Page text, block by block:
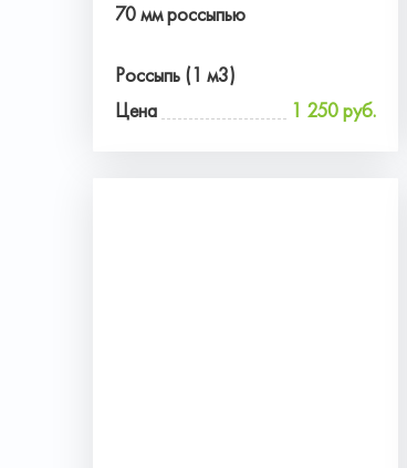
70 мм россыпью
Россыпь (1 м3)
Цена
1 250 руб.